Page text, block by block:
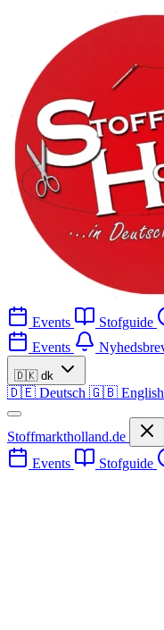
Events Stofguide
Events
🇩🇰 dk
🇩🇪 Deutsch 🇬🇧 English
Stoffmarktholland.de
Events
Stofguide